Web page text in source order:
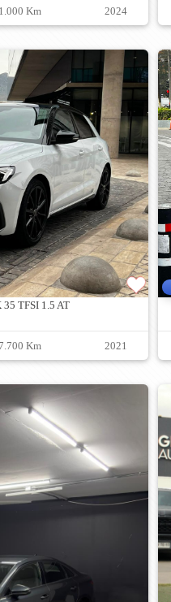
Km 2024
35 TFSI 1.5 AT
Km 2021